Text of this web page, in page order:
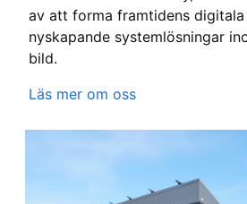
av att forma framtidens
nyskapande systemlösningar
bild.
Läs mer om oss